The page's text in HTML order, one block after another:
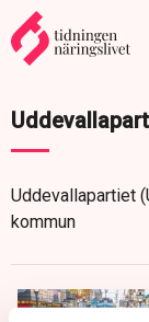
Uddevallapartiet
kommun